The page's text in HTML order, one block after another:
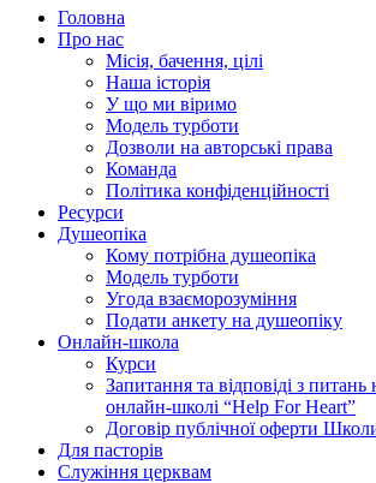
Головна
Про нас
Місія, бачення, цілі
Наша історія
У що ми віримо
Модель турботи
Дозволи на авторські права
Команда
Політика конфіденційності
Ресурси
Душеопіка
Кому потрібна душеопіка
Модель турботи
Угода взаєморозуміння
Подати анкету на душеопіку
Онлайн-школа
Курси
Запитання та відповіді з питань
онлайн-школі “Help For Heart”
Договір публічної оферти
Для пасторів
Служіння церквам